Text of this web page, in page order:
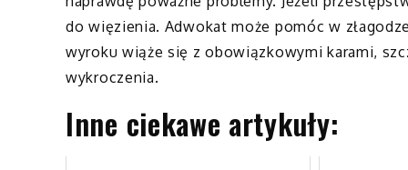
do więzienia. Adwokat może pomóc w
wyroku wiąże się z obowiązkowymi karami,
wykroczenia.
Inne ciekawe artykuły: